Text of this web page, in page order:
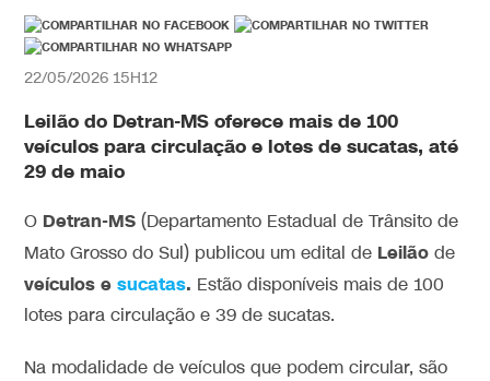
22/05/2026 15H12
Leilão do Detran-MS oferece mais de 100
veículos para circulação e lotes de sucatas, até
29 de maio
O Detran-MS (Departamento Estadual de Trânsito de
Mato Grosso do Sul) publicou um edital de Leilão de
veículos e sucatas. Estão disponíveis mais de 100
lotes para circulação e 39 de sucatas.
Na modalidade de veículos que podem circular, são